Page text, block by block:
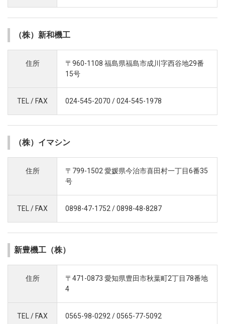
（株）新和機工
住所
〒960-1108 福島県福島市成川字西谷地29番
15号
TEL / FAX 024-545-2070 / 024-545-1978
（株）イマシン
住所
〒799-1502 愛媛県今治市喜田村一丁目6番35
号
TEL / FAX 0898-47-1752 / 0898-48-8287
新豊機工（株）
住所
〒471-0873 愛知県豊田市秋葉町2丁目78番地
4
TEL / FAX 0565-98-0292 / 0565-77-5092